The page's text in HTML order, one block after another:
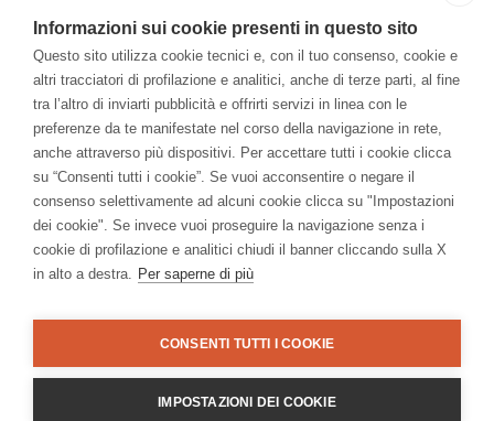
–
Accessibilitià
Con il contributo di:
Bando “Musei di Impresa 2025”
Informazioni sui cookie presenti in questo sito
Questo sito utilizza cookie tecnici e, con il tuo consenso, cookie e
altri tracciatori di profilazione e analitici, anche di terze parti, al fine
tra l’altro di inviarti pubblicità e offrirti servizi in linea con le
preferenze da te manifestate nel corso della navigazione in rete,
anche attraverso più dispositivi. Per accettare tutti i cookie clicca
su “Consenti tutti i cookie”. Se vuoi acconsentire o negare il
consenso selettivamente ad alcuni cookie clicca su "Impostazioni
dei cookie". Se invece vuoi proseguire la navigazione senza i
cookie di profilazione e analitici chiudi il banner cliccando sulla X
in alto a destra. Per saperne di più
CONSENTI TUTTI I COOKIE
IMPOSTAZIONI DEI COOKIE